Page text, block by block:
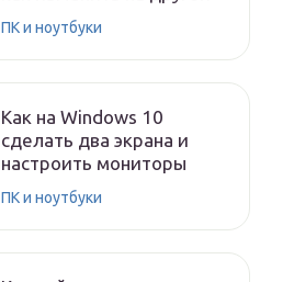
ПК и ноутбуки
Как на Windows 10
сделать два экрана и
настроить мониторы
ПК и ноутбуки